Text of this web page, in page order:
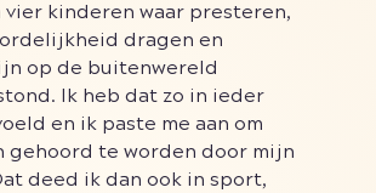
vier kinderen waar presteren,
dragen en
op de buitenwereld
Ik heb dat zo in ieder
en ik paste me aan om
gehoord te worden door mijn
deed ik dan ook in sport,